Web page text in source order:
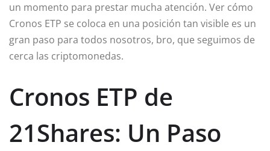
un momento para prestar mucha atención. Ver cómo
Cronos ETP se coloca en una posición tan visible es un
gran paso para todos nosotros, bro, que seguimos de
cerca las criptomonedas.
Cronos ETP de
21Shares: Un Paso